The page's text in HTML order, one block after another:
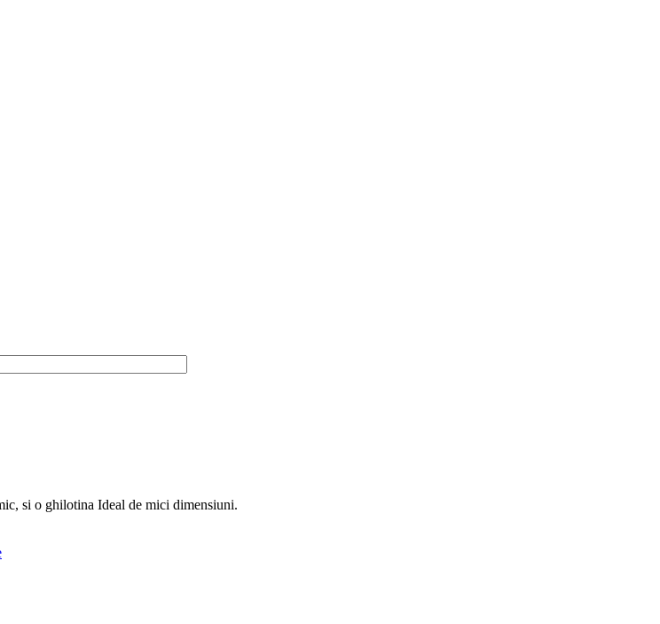
si o ghilotina Ideal de mici dimensiuni.